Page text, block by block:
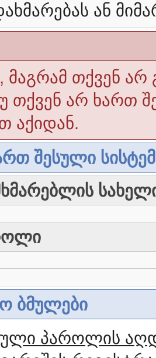
ან
მაგრამ თქვენ არ
თქვენ არ ხართ
აქიდან.
შესული
ბმულები
პაროლის